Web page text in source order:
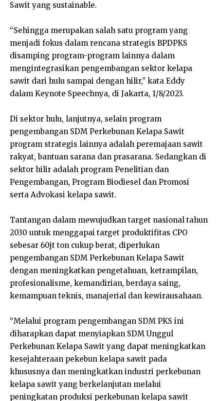
Sawit yang sustainable.
“Sehingga merupakan salah satu program yang
menjadi fokus dalam rencana strategis BPDPKS
disamping program-program lainnya dalam
mengintegrasikan pengembangan sektor kelapa
sawit dari hulu sampai dengan hilir,” kata Eddy
dalam Keynote Speechnya, di Jakarta, 1/8/2023.
Di sektor hulu, lanjutnya, selain program
pengembangan SDM Perkebunan Kelapa Sawit
program strategis lainnya adalah peremajaan sawit
rakyat, bantuan sarana dan prasarana. Sedangkan di
sektor hilir adalah program Penelitian dan
Pengembangan, Program Biodiesel dan Promosi
serta Advokasi kelapa sawit.
Tantangan dalam mewujudkan target nasional tahun
2030 untuk menggapai target produktifitas CPO
sebesar 60jt ton cukup berat, diperlukan
pengembangan SDM Perkebunan Kelapa Sawit
dengan meningkatkan pengetahuan, ketrampilan,
profesionalisme, kemandirian, berdaya saing,
kemampuan teknis, manajerial dan kewirausahaan.
“Melalui program pengembangan SDM PKS ini
diharapkan dapat menyiapkan SDM Unggul
Perkebunan Kelapa Sawit yang dapat meningkatkan
kesejahteraan pekebun kelapa sawit pada
khususnya dan meningkatkan industri perkebunan
kelapa sawit yang berkelanjutan melalui
peningkatan produksi perkebunan kelapa sawit